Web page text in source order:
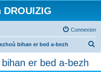
Connexion
bihan er bed a-bezh
er bed a-bezh